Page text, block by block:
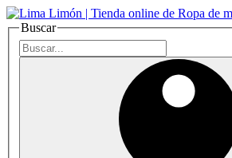
Buscar